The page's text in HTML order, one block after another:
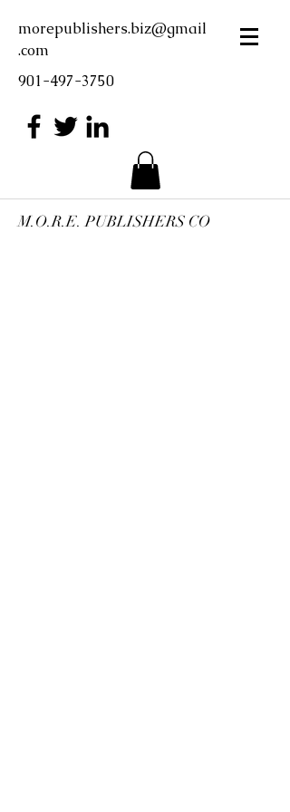
morepublishers.biz@gmail
.com
901-497-3750
M.O.R.E. PUBLISHERS CO